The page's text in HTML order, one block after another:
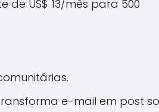
de US$ 13/mês para 500
e-mail em post